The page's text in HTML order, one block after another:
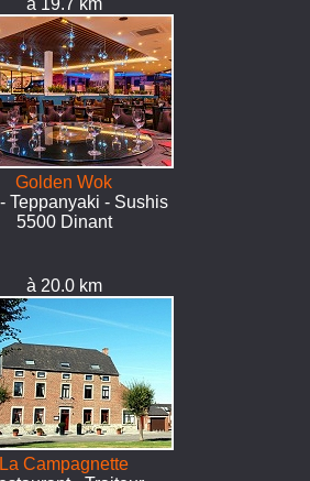
à 19.7 km
Golden Wok
Teppanyaki - Sushis
5500 Dinant
à 20.0 km
La Campagnette